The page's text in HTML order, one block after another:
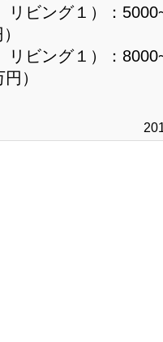
リビング１）：
リビング１）：
）